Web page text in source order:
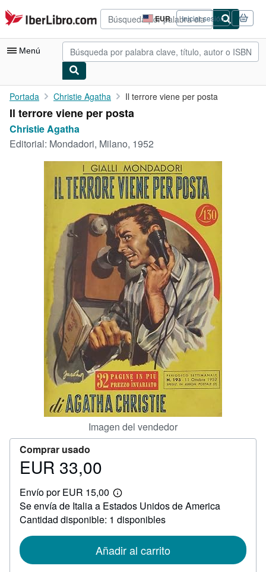
Pasar al contenido principal
IberLibro.com EUR
Preferencias
de
compra
del
Iniciar sesión
Menú
Mi cuenta
Consultar mis pedidos
Búsqueda avanzada
Libros antiguos
Arte y coleccionismo
Comenzar a vender
CERRAR
Portada Christie Agatha Il terrore viene per posta
Il terrore viene per posta
Christie Agatha
Editorial: Mondadori, Milano, 1952
Imagen del vendedor
Comprar usado
Precio
33,00
EUR 33,00
Envío por EUR 15,00
Más
información
sobre
las
envío
Se envía de Italia a Estados Unidos de America
Cantidad disponible: 1 disponibles
Añadir al carrito